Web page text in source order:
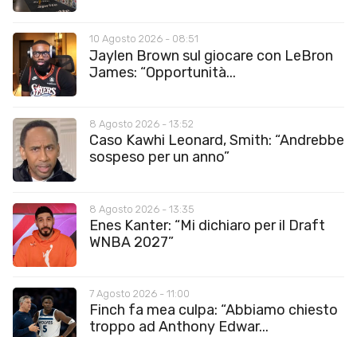
10 Agosto 2026 - 08:51
Jaylen Brown sul giocare con LeBron
James: “Opportunità...
8 Agosto 2026 - 13:52
Caso Kawhi Leonard, Smith: “Andrebbe
sospeso per un anno”
8 Agosto 2026 - 13:35
Enes Kanter: “Mi dichiaro per il Draft
WNBA 2027”
7 Agosto 2026 - 11:00
Finch fa mea culpa: “Abbiamo chiesto
troppo ad Anthony Edwar...